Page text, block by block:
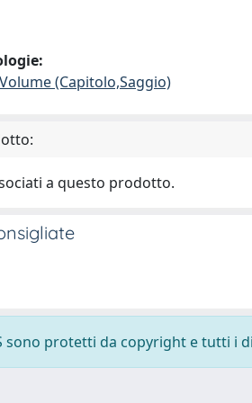
(Capitolo,Saggio)
a questo prodotto.
sono protetti da copyright e tutti i